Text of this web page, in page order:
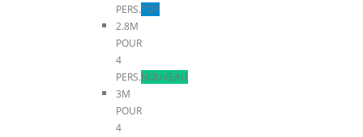
PERS.TOP
2.8M
POUR
4
PERS.NOUVEAU
3M
POUR
4